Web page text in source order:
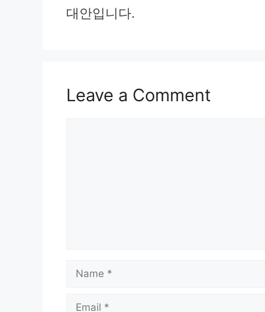
대안입니다.
Leave a Comment
Name
Email